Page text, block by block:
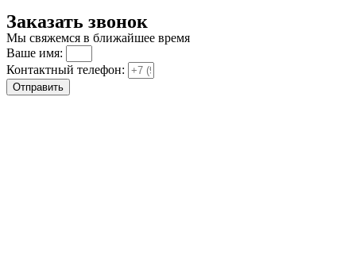
Заказать звонок
Мы свяжемся в ближайшее время
Ваше имя:
Контактный телефон:
Отправить